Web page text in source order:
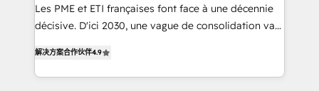
work with Aptitude 8, you get a team – not an
individual – with embedded consulting, strategy,
100% US-based, FTE team members. We offer
project-based and managed services engagements
Les PME et ETI françaises font face à une décennie
décisive. D'ici 2030, une vague de consolidation va
entreprises qui auront réussi leur transformation. Le
problème ? 58% des dirigeants savent que l'IA est
解决方案合作伙伴4.9